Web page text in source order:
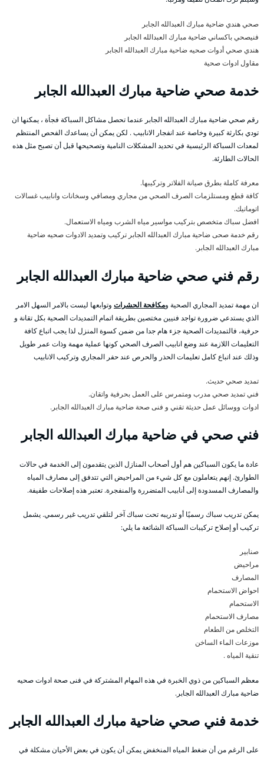
صحي هندي ضاحية مبارك العبدالله الجابر
فنيصحي باكساني ضاحية مبارك العبدالله الجابر
هندي صحي أدوات صحيه ضاحية مبارك العبدالله الجابر
مقاول ادوات صحية
خدمة صحي ضاحية مبارك العبدالله الجابر
رقم صحي ضاحية مبارك العبدالله الجابر عندما تحصل مشاكل السباكة فجأة ، يمكنها ان
تودي بكارثة كبيرة وخاصة عند انفجار الانابيب . لكن يمكن أن يساعدك الفحص المنتظم
لمعدات السباكة الرئيسية في تحديد المشكلات النامية وتصحيحها قبل أن تصبح مثل هذه
الحالات الطارئة.
معرفة كاملة بطرق صيانة الفلاتر وتركيبها.
كافة قطع ومستلزمات الصرف الصحي من مجاري ومصافي وسخانات وانابيب غسالات
اتوماتيك.
افضل سباك متخصص بتركيب مواسير مياه الشرب ومياه الاستعمال.
رقم خدمة صحى ضاحية مبارك العبدالله الجابر تركيب وتمديد الادوات صحيه ضاحية
مبارك العبدالله الجابر.
رقم فني صحي ضاحية مبارك العبدالله الجابر
ان مهمة تمديد المجاري الصحية ومكافحة الحشرات وتوابعها ليست بالامر السهل الامر
الذي يستدعي ضرورة تواجد فنيين مختصين بطريقة اتمام التمديدات الصحية بكل تقانة و
حرفية، فالتمديدات الصحية جزء هام جدا من ضمن كسوة المنزل لذا يجب اتباع كافة
التعليمات اللازمة عند وضع انابيب الصرف الصحي كونها عملية مهمة وذات عمر طويل
وذلك عند اتباع كامل تعليمات الحذر والحرص عند حفر المجاري وتركيب الانابيب
تمديد صحي حديث.
فني تمديد صحي مدرب ومتمرس على العمل بحرفية واتقان.
ادوات ووسائل عمل حديثة تقني و فنى صحة ضاحية مبارك العبدالله الجابر.
فني صحي في ضاحية مبارك العبدالله الجابر
عادة ما يكون السباكين هم أول أصحاب المنازل الذين يتقدمون إلى الخدمة في حالات
الطوارئ. إنهم يتعاملون مع كل شيء من المراحيض التي تتدفق إلى مصارف المياه
والمصارف المسدودة إلى أنابيب المتضررة والمنفجرة. تعتبر هذه إصلاحات طفيفة.
يمكن تدريب سباك رسميًا أو تدريبه تحت سباك آخر لتلقي تدريب غير رسمي. يشمل
تركيب أو إصلاح تركيبات السباكة الشائعة ما يلي:
صنابير
مراحيض
المصارف
احواض الاستحمام
الاستحمام
مصارف الاستحمام
التخلص من الطعام
موزعات الماء الساخن
تنقية المياه .
معظم السباكين من ذوي الخبرة في هذه المهام المشتركة في فنى صحة ادوات صحيه
ضاحية مبارك العبدالله الجابر.
خدمة فني صحي ضاحية مبارك العبدالله الجابر
على الرغم من أن ضغط المياه المنخفض يمكن أن يكون في بعض الأحيان مشكلة في